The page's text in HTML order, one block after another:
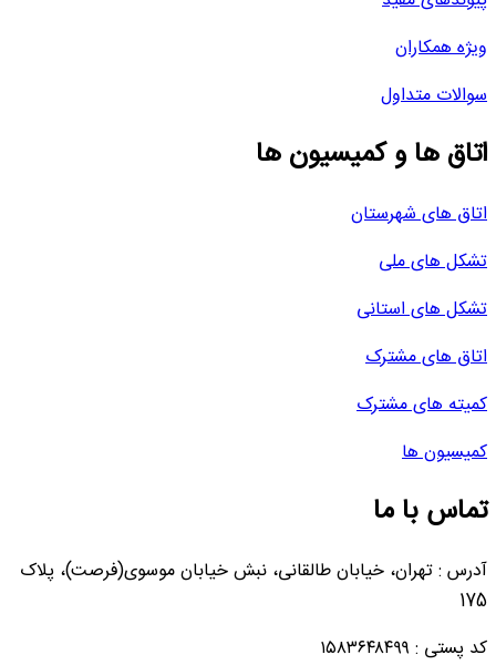
ویژه همکاران
سوالات متداول
اتاق ها و کمیسیون ها
اتاق های شهرستان
تشکل های ملی
تشکل های استانی
اتاق های مشترک
کمیته های مشترک
کمیسیون ها
تماس با ما
آدرس : تهران، خیابان طالقانی، نبش خیابان موسوی(فرصت)، پلاک
175
کد پستی : ۱۵۸۳۶۴۸۴۹۹